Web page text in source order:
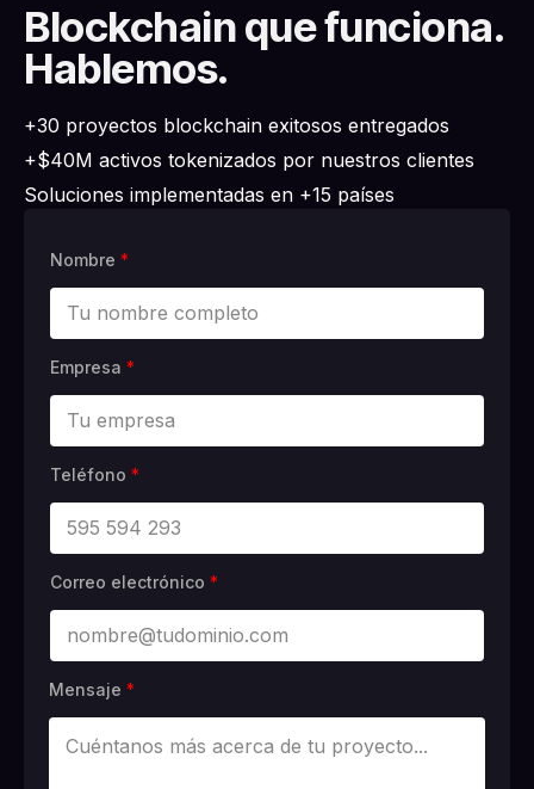
Blockchain que funciona.
Hablemos.
+30 proyectos blockchain exitosos entregados
+$40M activos tokenizados por nuestros clientes
Soluciones implementadas en +15 países
Nombre *
Empresa *
Teléfono *
Correo electrónico *
Mensaje *